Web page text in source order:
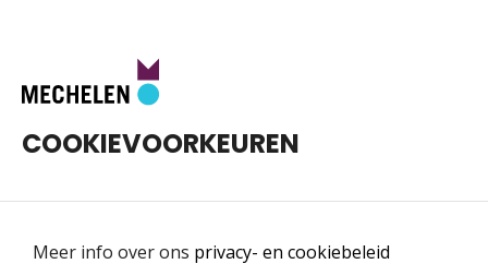
COOKIEVOORKEUREN
Meer info over ons privacy- en cookiebeleid